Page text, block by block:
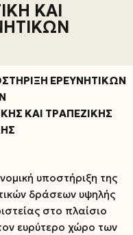
ΚΑΙ
ΕΡΕΥΝΗΤΙΚΩΝ
ΚΑΙ ΤΡΑΠΕΖΙΚΗΣ
υποστήριξη της
δράσεων υψηλής
στο πλαίσιο
ευρύτερο χώρο των